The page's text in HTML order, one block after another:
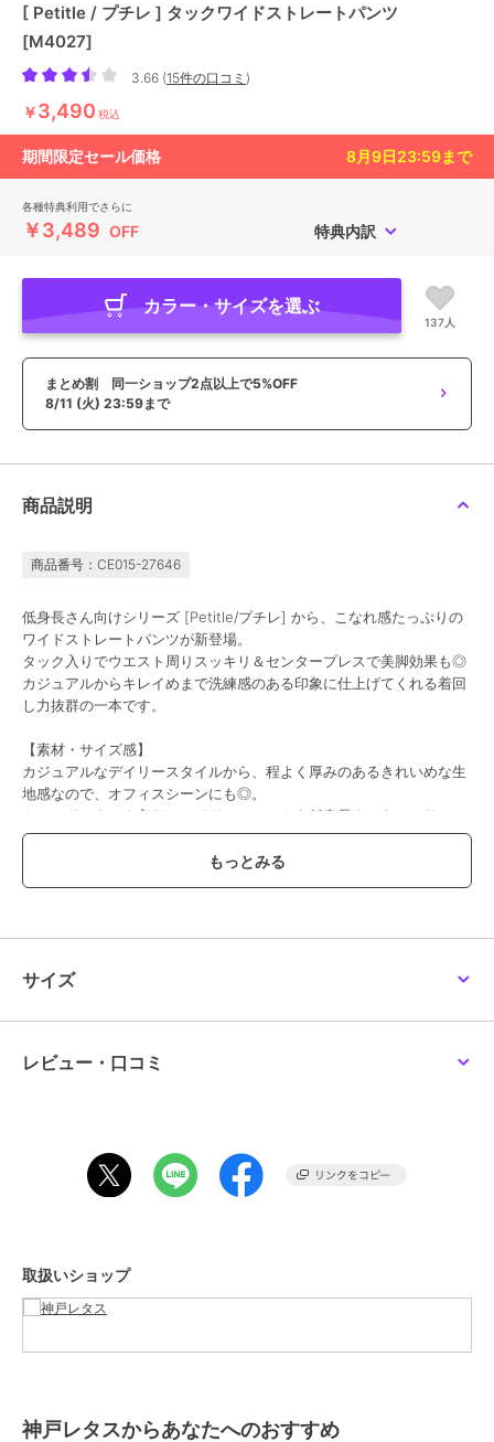
[ Petitle / プチレ ] タックワイドストレートパンツ
[M4027]
3.66 (15件の口コミ )
￥3,490 税込
期間限定セール価格 8月9日23:59まで
各種特典利用でさらに
￥3,489 OFF 特典内訳
カラー・サイズを選ぶ
137人
まとめ割 同一ショップ2点以上で5%OFF
8/11 (火) 23:59まで
商品説明
商品番号：CE015-27646
低身長さん向けシリーズ [Petitle/プチレ] から、こなれ感たっぷりの
ワイドストレートパンツが新登場。
タック入りでウエスト周りスッキリ＆センタープレスで美脚効果も◎
カジュアルからキレイめまで洗練感のある印象に仕上げてくれる着回
し力抜群の一本です。
【素材・サイズ感】
カジュアルなデイリースタイルから、程よく厚みのあるきれいめな生
地感なので、オフィスシーンにも◎。
トレンドのタック入りのワイドシルエットを低身長さんもハンサム＆
きれいに着こなせる丈感に仕上げました。
ブランド
性別タイプ
ベージュ、ストライプ、ライトベ
ージュ、ピンク、ライムイエロー
タン5%
サイズ
レビュー・口コミ
取扱いショップ
神戸レタスからあなたへのおすすめ